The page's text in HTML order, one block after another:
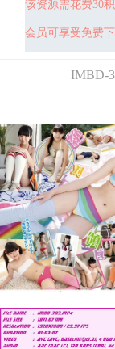
该资源需花费30
会员可享受免费
IMBD-